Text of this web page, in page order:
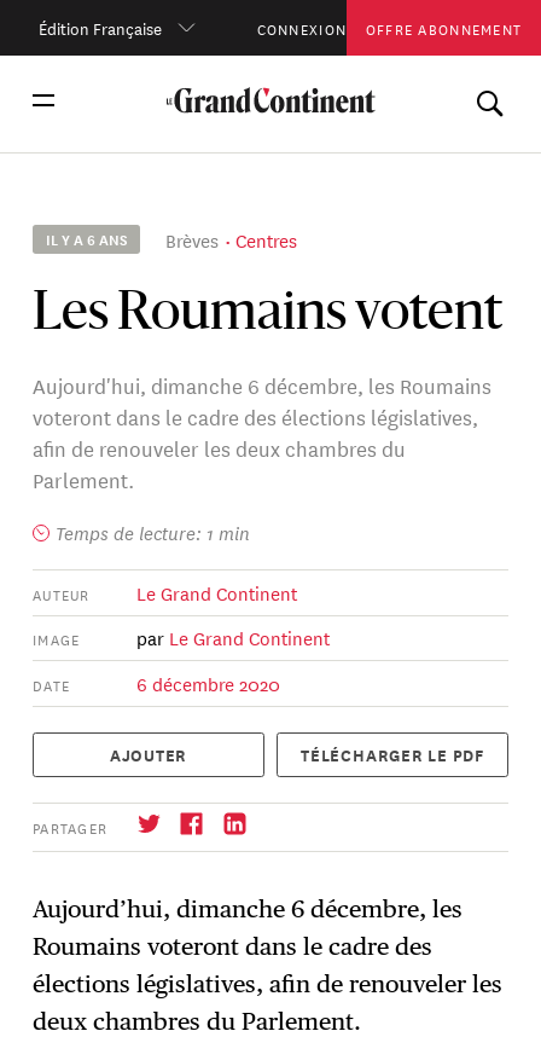
Édition Française CONNEXION OFFRE ABONNEMENT
IL Y A 6 ANS Brèves Centres
Les Roumains votent
Aujourd'hui, dimanche 6 décembre, les Roumains
voteront dans le cadre des élections législatives,
afin de renouveler les deux chambres du
Parlement.
Temps de lecture: 1 min
AUTEUR Le Grand Continent
IMAGE par Le Grand Continent
DATE 6 décembre 2020
AJOUTER TÉLÉCHARGER LE PDF
PARTAGER
→ S'abonner
Aujourd’hui, dimanche 6 décembre, les
Roumains voteront dans le cadre des
élections législatives, afin de renouveler les
deux chambres du Parlement.